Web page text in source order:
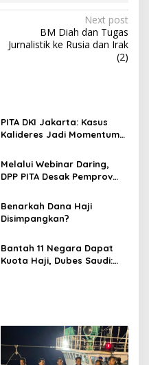
Next post
BM Diah dan Tugas
Jurnalistik ke Rusia dan Irak
(2)
PITA DKI Jakarta: Kasus
Kalideres Jadi Momentum
Melalui Webinar Daring,
DPP PITA Desak Pemprov
2/2018 Untuk Bangkitkan
Sektor UMKM
Benarkah Dana Haji
Disimpangkan?
Bantah 11 Negara Dapat
Kuota Haji, Dubes Saudi: